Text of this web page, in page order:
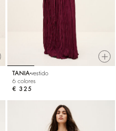
TANIA vestido
6 colores
€ 325